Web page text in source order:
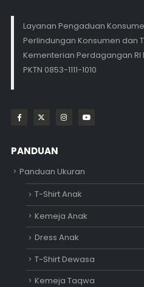
Layanan Pengaduan
Perlindungan Konsumen dan
Kementerian Perdagangan
PKTN 0853-1111-1010
PANDUAN
Panduan Ukuran
T-Shirt Anak
Kemeja Anak
Dress Anak
T-Shirt Dewasa
Kemeja Taqwa